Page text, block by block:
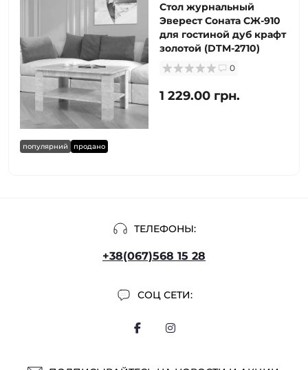
популярний продано
Стол журнальный
Эверест Соната СЖ-910
для гостиной дуб крафт
золотой (DTM-2710)
0
1 229.00 грн.
ТЕЛЕФОНЫ:
+38(067)568 15 28
СОЦ СЕТИ: